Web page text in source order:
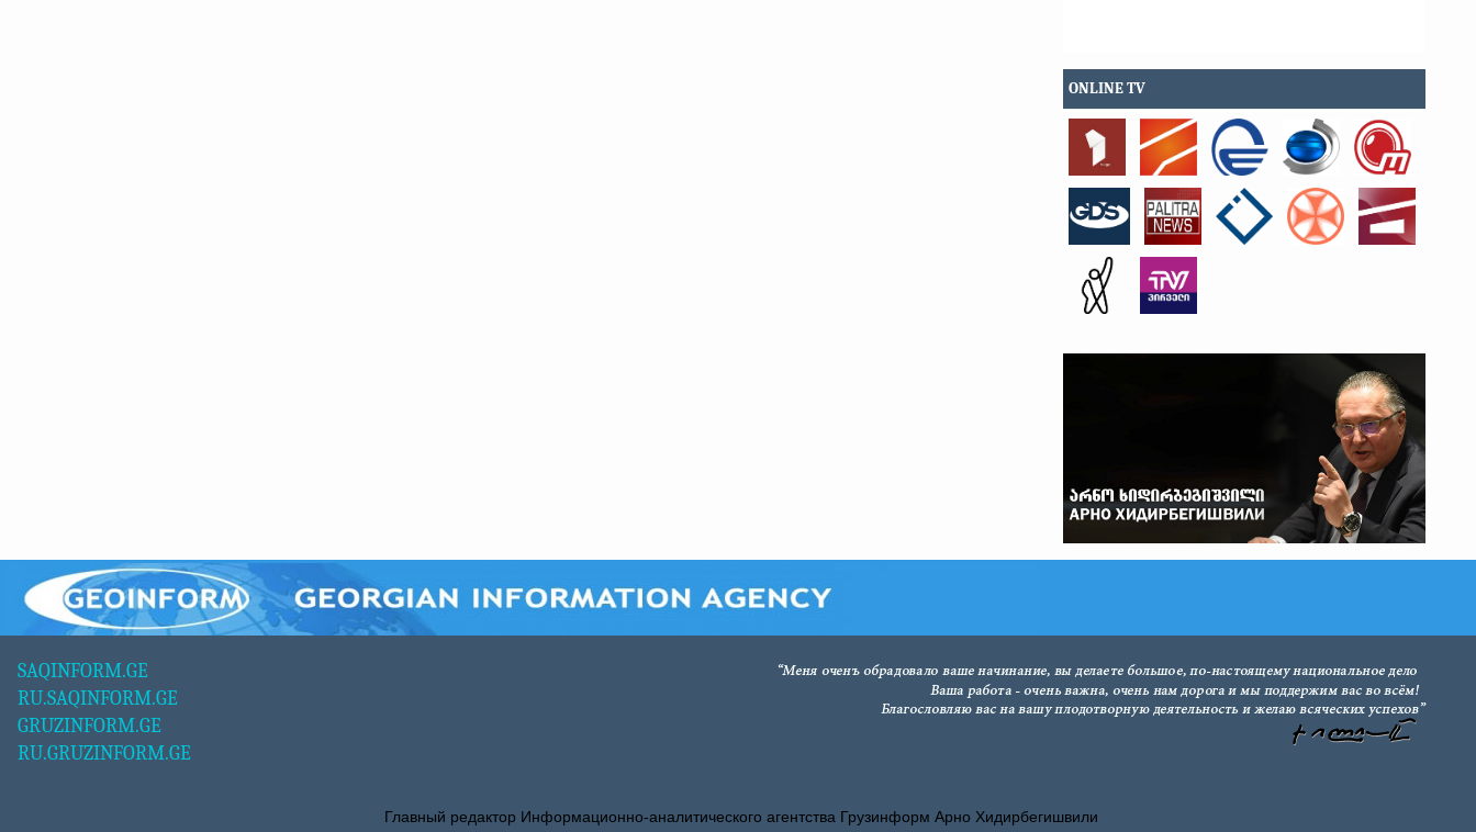
ONLINE TV
SAQINFORM.GE
RU.SAQINFORM.GE
GRUZINFORM.GE
RU.GRUZINFORM.GE
Главный редактор Информационно-аналитического агентства Грузинформ Арно Хидирбегишвили